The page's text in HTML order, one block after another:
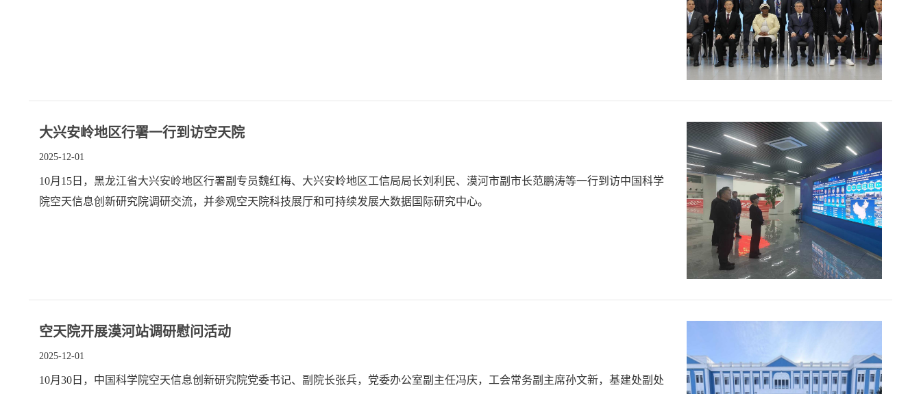
大兴安岭地区行署一行到访空天院
2025-12-01
10月15日，黑龙江省大兴安岭地区行署副专员魏红梅、大兴安岭地区工信局局长刘利民、漠河市副市长范鹏涛等一行到访中国科学
院空天信息创新研究院调研交流，并参观空天院科技展厅和可持续发展大数据国际研究中心。
空天院开展漠河站调研慰问活动
2025-12-01
10月30日，中国科学院空天信息创新研究院党委书记、副院长张兵，党委办公室副主任冯庆，工会常务副主席孙文新，基建处副处